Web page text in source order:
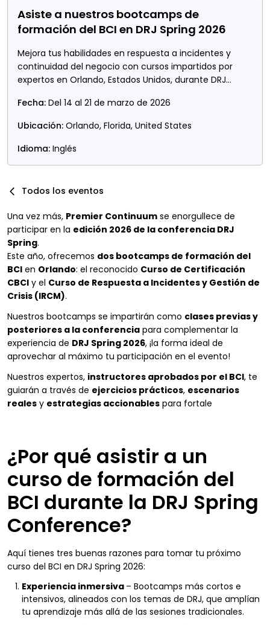
Todos los eventos
Una vez más, Premier Continuum se enorgullece de
participar en la edición 2026 de la conferencia DRJ
Spring.
Este año, ofrecemos dos bootcamps de formación del
BCI en Orlando: el reconocido Curso de Certificación
CBCI y el Curso de Respuesta a Incidentes y Gestión de
Crisis (IRCM).
Nuestros bootcamps se impartirán como clases previas y
posteriores a la conferencia para complementar la
experiencia de DRJ Spring 2026, ¡la forma ideal de
aprovechar al máximo tu participación en el evento!
Nuestros expertos, instructores aprobados por el BCI, te
guiarán a través de ejercicios prácticos, escenarios
reales y estrategias accionables para fortale
¿Por qué asistir a un
curso de formación del
BCI durante la DRJ Spring
Conference?
Aquí tienes tres buenas razones para tomar tu próximo
curso del BCI en DRJ Spring 2026:
Experiencia inmersiva – Bootcamps más cortos e
intensivos, alineados con los temas de DRJ, que amplían
tu aprendizaje más allá de las sesiones tradicionales.
Asiste a nuestros bootcamps de
formación del BCI en DRJ Spring 2026
Mejora tus habilidades en respuesta a incidentes y
continuidad del negocio con cursos impartidos por
expertos en Orlando, Estados Unidos, durante DRJ
Fecha: Del 14 al 21 de marzo de 2026
Ubicación: Orlando, Florida, United States
Idioma: Inglés